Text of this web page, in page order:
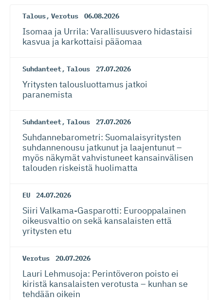
Talous, Verotus 06.08.2026
Isomaa ja Urrila: Varallisuusvero hidastaisi
kasvua ja karkottaisi pääomaa
Suhdanteet, Talous 27.07.2026
Yritysten talousluottamus jatkoi
paranemista
Suhdanteet, Talous 27.07.2026
Suhdanneba­ro­metri: Suomalaisy­ri­tysten
suhdannenousu jatkunut ja laajentunut –
myös näkymät vahvistuneet kansainvälisen
talouden riskeistä huolimatta
EU 24.07.2026
Siiri Valkama-Gas­pa­rotti: Eurooppalainen
oikeusvaltio on sekä kansalaisten että
yritysten etu
Verotus 20.07.2026
Lauri Lehmusoja: Perintöveron poisto ei
kiristä kansalaisten verotusta – kunhan se
tehdään oikein